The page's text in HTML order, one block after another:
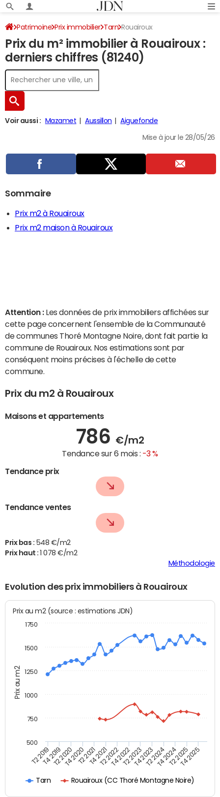
Patrimoine Prix immobilier Tarn Rouairoux
Prix du m² immobilier à Rouairoux :
derniers chiffres (81240)
Voir aussi : Mazamet Aussillon Aiguefonde
Mise à jour le 28/05/26
Sommaire
Prix m2 à Rouairoux
Prix m2 maison à Rouairoux
Attention : Les données de prix immobiliers affichées sur
cette page concernent l'ensemble de la Communauté
de communes Thoré Montagne Noire, dont fait partie la
commune de Rouairoux. Nos estimations sont par
conséquent moins précises à l'échelle de cette
commune.
Prix du m2 à Rouairoux
Maisons et appartements
786 €/m2
Tendance sur 6 mois : -3 %
Tendance prix
Tendance ventes
Prix bas : 548 €/m2
Prix haut :
1 078 €/m2
Méthodologie
Evolution des prix immobiliers à Rouairoux
Prix au m2
Prix au m2 (source : estimations JDN)
Tarn Rouairoux (CC Thoré Montagne Noire)
T2 2019T4 2019T2 2020T4 2020T2 2021T4 2021T2 2022T4 2022T2 2023T4 2023T2 2024T4 2024T2 2025T4 2025
500
750
1000
1250
1500
1750